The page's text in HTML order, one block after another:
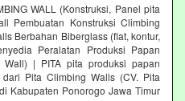
WALL (Konstruksi, Panel pita
Pembuatan Konstruksi Climbing
Berbahan Biberglass (flat, kontur,
Peralatan Produksi Papan
| PITA pita produksi papan
Pita Climbing Walls (CV. Pita
Kabupaten Ponorogo Jawa Timur